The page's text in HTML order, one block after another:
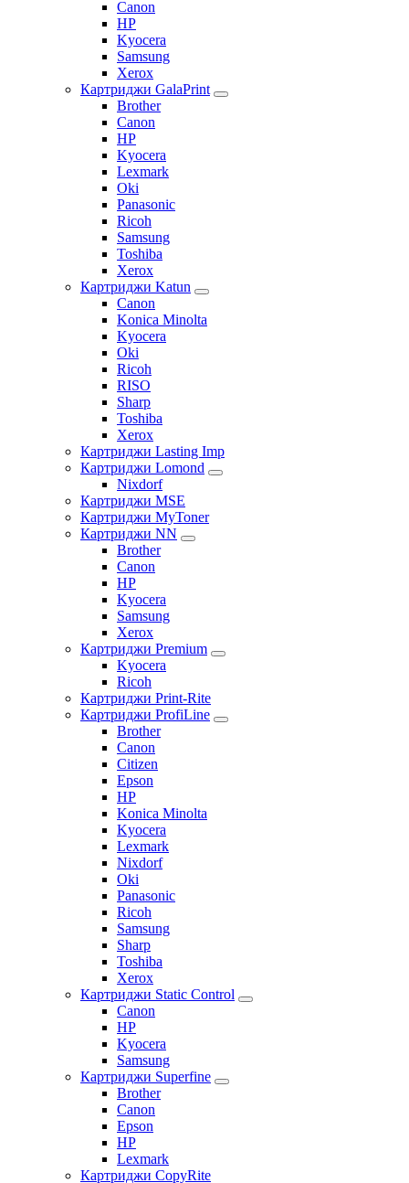
Canon
HP
Kyocera
Samsung
Xerox
Картриджи GalaPrint
Brother
Canon
HP
Kyocera
Lexmark
Oki
Panasonic
Ricoh
Samsung
Toshiba
Xerox
Картриджи Katun
Canon
Konica Minolta
Kyocera
Oki
Ricoh
RISO
Sharp
Toshiba
Xerox
Картриджи Lasting Imp
Картриджи Lomond
Nixdorf
Картриджи MSE
Картриджи MyToner
Картриджи NN
Brother
Canon
HP
Kyocera
Samsung
Xerox
Картриджи Premium
Kyocera
Ricoh
Картриджи Print-Rite
Картриджи ProfiLine
Brother
Canon
Citizen
Epson
HP
Konica Minolta
Kyocera
Lexmark
Nixdorf
Oki
Panasonic
Ricoh
Samsung
Sharp
Toshiba
Xerox
Картриджи Static Control
Canon
HP
Kyocera
Samsung
Картриджи Superfine
Brother
Canon
Epson
HP
Lexmark
Картриджи CopyRite